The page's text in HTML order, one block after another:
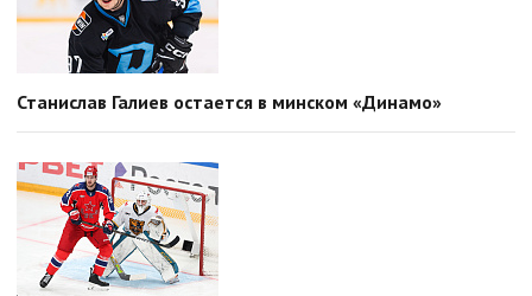
Станислав Галиев остается в минском «Динамо»